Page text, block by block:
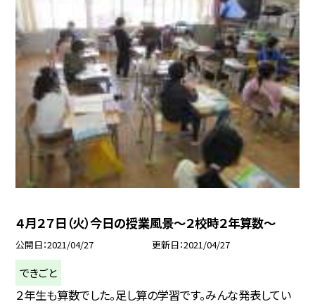
４月２７日（火）今日の授業風景〜２校時２年算数〜
公開日 2021/04/27 更新日 2021/04/27
できごと
２年生も算数でした。足し算の学習です。みんな発表してい